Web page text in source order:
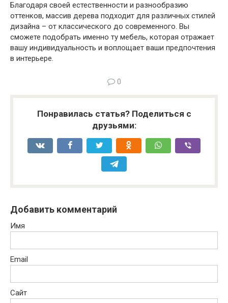
Благодаря своей естественности и разнообразию
оттенков, массив дерева подходит для различных стилей
дизайна – от классического до современного. Вы
сможете подобрать именно ту мебель, которая отражает
вашу индивидуальность и воплощает ваши предпочтения
в интерьере.
0
Понравилась статья? Поделиться с
друзьями:
Добавить комментарий
Имя
Email
Сайт